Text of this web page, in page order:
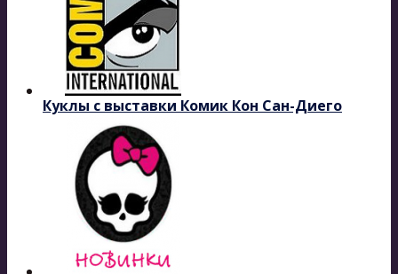
Куклы с выставки Комик Кон Сан-Диего